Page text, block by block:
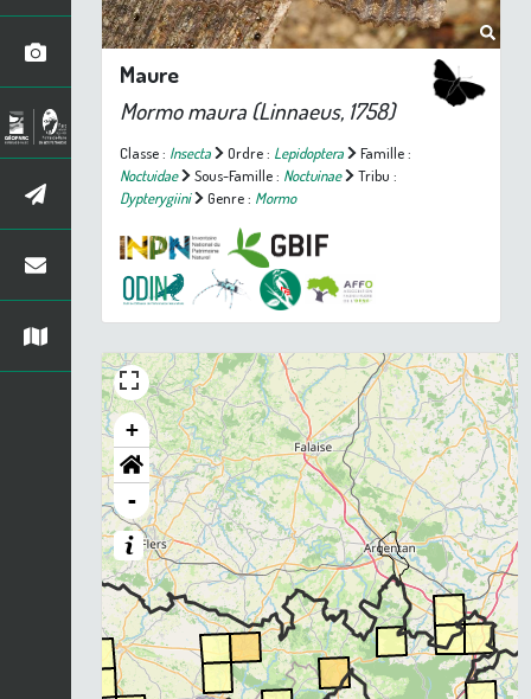
Maure
Mormo maura (Linnaeus, 1758)
Classe : Insecta Ordre : Lepidoptera
Famille :
Noctuidae
Sous-Famille : Noctuinae
Tribu :
Dypterygiini
Genre : Mormo
+
-